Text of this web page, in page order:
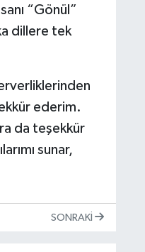
“Gönül”
dillere tek
ederim.
da teşekkür
sunar,
SONRAKI